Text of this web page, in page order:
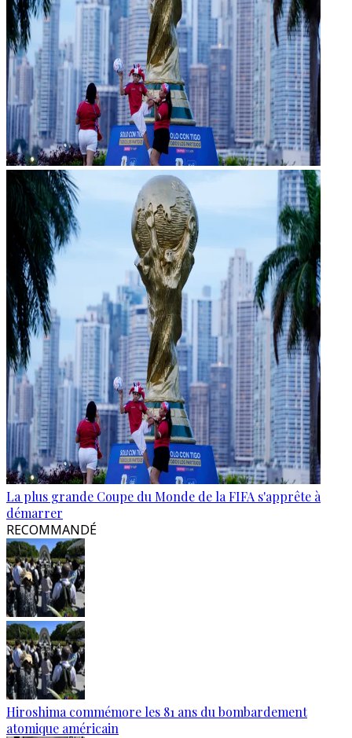
La plus grande Coupe du Monde de la FIFA s'apprête à
démarrer
RECOMMANDÉ
Hiroshima commémore les 81 ans du bombardement
atomique américain